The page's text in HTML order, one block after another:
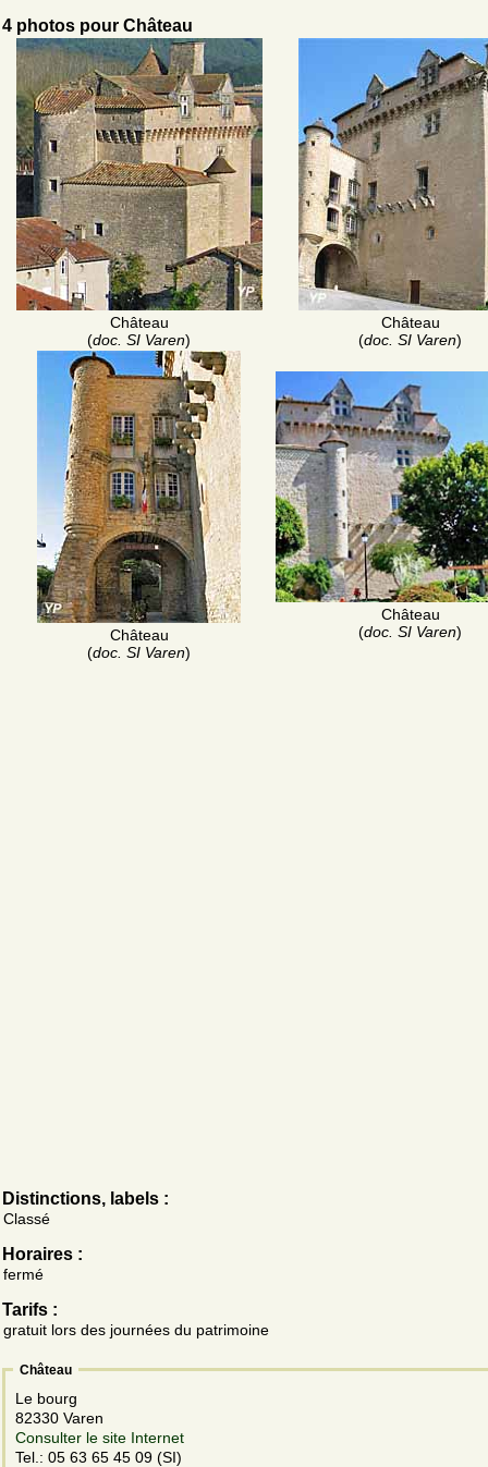
4 photos pour Château
Château
(doc. SI Varen)
Château
(doc. SI Varen)
Château
(doc. SI Varen)
Château
(doc. SI Varen)
Distinctions, labels :
Classé
Horaires :
fermé
Tarifs :
gratuit lors des journées du patrimoine
Château
Le bourg
82330 Varen
Consulter le site Internet
Tel.: 05 63 65 45 09 (SI)